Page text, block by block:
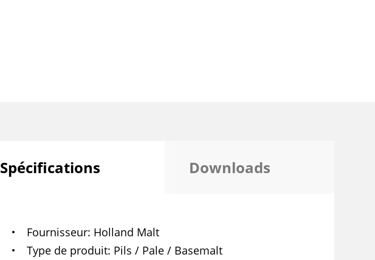
Spécifications Downloads
Fournisseur Holland Malt
Type de produit Pils / Pale / Basemalt